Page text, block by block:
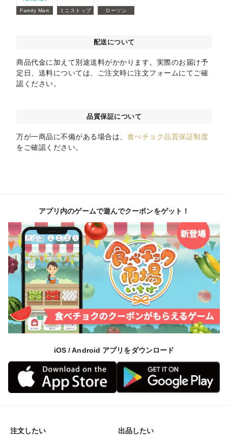
Family Mart ミニストップ ローソン
配送について
商品代金に加えて別途送料がかかります。実際のお届け予
定日、送料については、ご注文時に注文フォームにてご確
認ください。
品質保証について
万が一商品に不備がある場合は、 食べチョク品質保証制度
をご確認ください。
アプリ内のゲームで遊んでクーポンをゲット！
iOS / Android アプリをダウンロード
注文したい 出品したい